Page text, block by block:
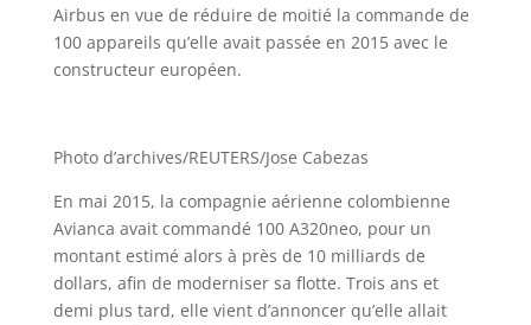
Airbus en vue de réduire de moitié la commande de
100 appareils qu’elle avait passée en 2015 avec le
constructeur européen.
Photo d’archives/REUTERS/Jose Cabezas
En mai 2015, la compagnie aérienne colombienne
Avianca avait commandé 100 A320neo, pour un
montant estimé alors à près de 10 milliards de
dollars, afin de moderniser sa flotte. Trois ans et
demi plus tard, elle vient d’annoncer qu’elle allait